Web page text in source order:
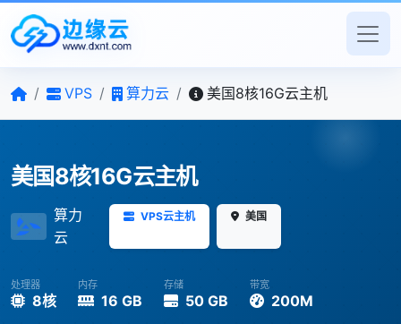
/ VPS / 算力云 / 美国8核16G云主机
美国8核16G云主机
算力
云
VPS云主机 美国
处理器
8核
内存
16 GB
存储
50 GB
带宽
200M